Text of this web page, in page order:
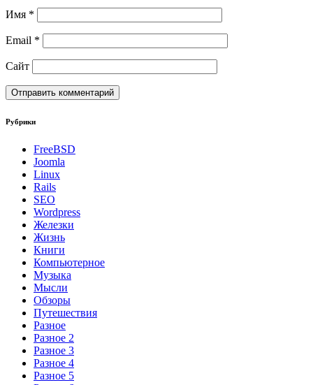
Имя *
Email *
Сайт
Рубрики
FreeBSD
Joomla
Linux
Rails
SEO
Wordpress
Железки
Жизнь
Книги
Компьютерное
Музыка
Мысли
Обзоры
Путешествия
Разное
Разное 2
Разное 3
Разное 4
Разное 5